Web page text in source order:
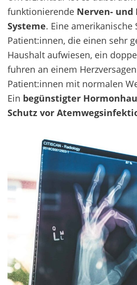
funktionierende Nerven- und
Systeme. Eine amerikanische
Patient:innen, die einen sehr
Haushalt aufwiesen, ein
fuhren an einem
Patient:innen mit normalen
Ein begünstigter
Schutz vor